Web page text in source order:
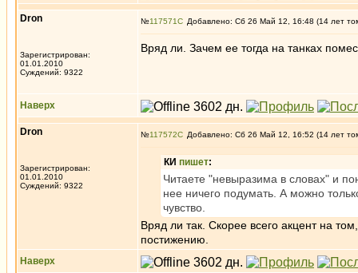
Dron
Зарегистрирован:
01.01.2010
Суждений: 9322
№117571 Добавлено: Сб 26 Май 12, 16:48 (14 лет
Вряд ли. Зачем ее тогда на танках
Наверх
Dron
Зарегистрирован:
01.01.2010
Суждений: 9322
№117572 Добавлено: Сб 26 Май 12, 16:52 (14 лет
КИ пишет:
Читаете "невыразима в словах" и
нее ничего подумать. А можно
чувство.
Вряд ли так. Скорее всего акцент на
постижению.
Наверх